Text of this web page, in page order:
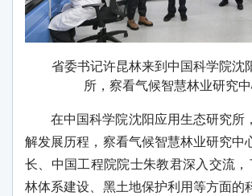
省委书记许昆林来到中国科学院沈
所，察看气候智慧林业研究中
在中国科学院沈阳应用生态研究所
解发展历程，察看气候智慧林业研究中
长、中国工程院院士朱教君深入交流，
林体系建设、黑土地保护利用等方面的